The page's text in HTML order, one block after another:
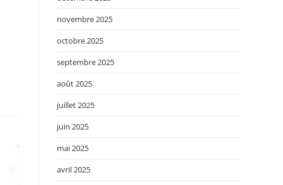
novembre 2025
octobre 2025
septembre 2025
août 2025
juillet 2025
juin 2025
mai 2025
avril 2025